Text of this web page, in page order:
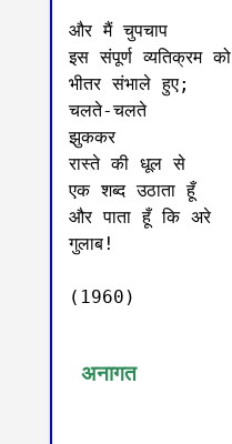
और मैं चुपचाप
इस संपूर्ण व्यतिक्रम को
भीतर संभाले हुए;
चलते-चलते
झुककर
रास्ते की धूल से
एक शब्द उठाता हूँ
और पाता हूँ कि अरे
गुलाब!
(1960)
अनागत